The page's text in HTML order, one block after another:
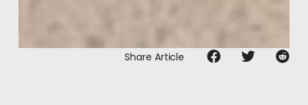
Share Article